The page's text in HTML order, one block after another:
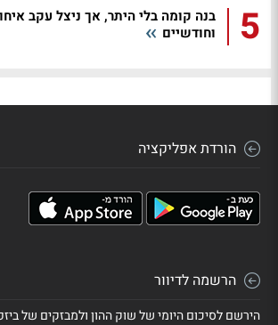
5
בנה קומה בלי היתר, אך ניצל עקב
וחודשיים
הורדת אפליקציה
הרשמה לדיוור
הירשם לסיכום היומי של שוק ההון ולמבזקים של